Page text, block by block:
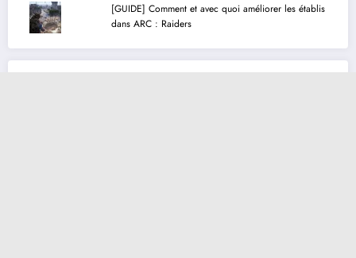
[GUIDE] Comment et avec quoi améliorer les établis
dans ARC : Raiders